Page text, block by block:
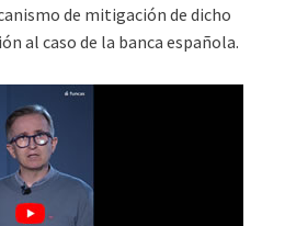
de mitigación de dicho
al caso de la banca española.